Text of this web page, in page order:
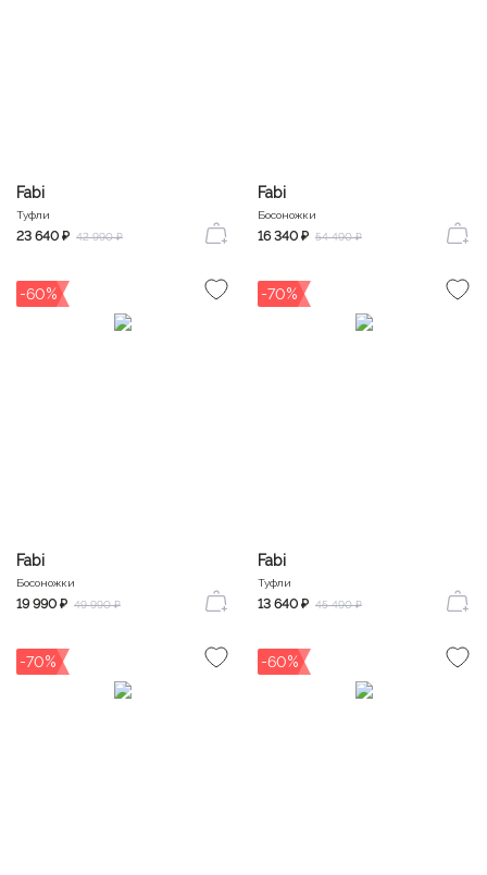
Fabi
Туфли
23 640 ₽ 42 990 ₽
Fabi
Босоножки
16 340 ₽ 54 490 ₽
-60%
Fabi
Босоножки
19 990 ₽ 49 990 ₽
-70%
Fabi
Туфли
13 640 ₽ 45 490 ₽
-70% -60%